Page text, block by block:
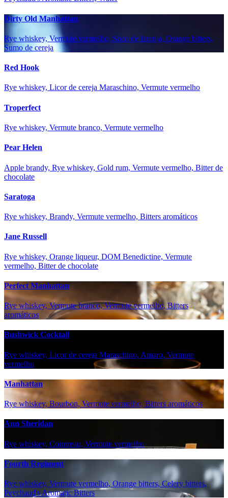
Dirty Old Manhattan
Rye whiskey, Vermute vermelho, Suco de laranja, Orange bitters,
Sumo de cereja
Red Hook
Rye whiskey, Licor de cereja Maraschino, Vermute vermelho
Troperfect
Rye whiskey, Vermute branco, Vermute vermelho
Pear Helen
Apple brandy, Rye whiskey, Gold rum, Vermute vermelho, Bitter de
chocolate
Saratoga
Rye whiskey, Brandy, Vermute vermelho, Bitters aromáticos
Jane Russell
Rye whiskey, Orange liqueur, DOM Benedictine, Vermute
vermelho, Bitter de chocolate
Perfect Manhattan
Rye whiskey, Vermute branco, Vermute vermelho, Bitters
aromáticos
Bushwick Cocktail
Rye whiskey, Licor de cereja Maraschino, Amaro, Vermute
vermelho
Manhattan
Rye whiskey, Bourbon, Vermute vermelho, Bitters aromáticos
Ann Sheridan
Rye whiskey, Cointreau, Vermute vermelho
Fourth Regiment
Rye whiskey, Vermute vermelho, Orange bitters, Celery bitters,
Peychaud's Aromatic Bitters